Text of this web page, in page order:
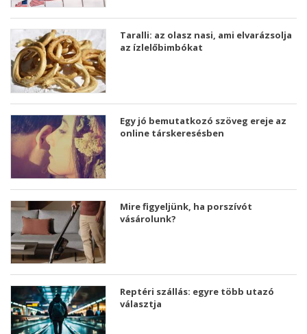
Taralli: az olasz nasi, ami elvarázsolja
az ízlelőbimbókat
Egy jó bemutatkozó szöveg ereje az
online társkeresésben
Mire figyeljünk, ha porszívót
vásárolunk?
Reptéri szállás: egyre több utazó
választja